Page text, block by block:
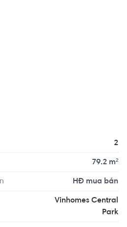
km, cách Trường Quốc tế
thuận tiện di chuyển với đầy
2
79.2 m²
HĐ mua bán
Vinhomes Central
Park